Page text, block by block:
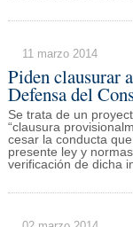
11 marzo 2014
Piden clausurar
Defensa del
Se trata de un
“clausura
cesar la conducta
presente ley y
verificación de dicha